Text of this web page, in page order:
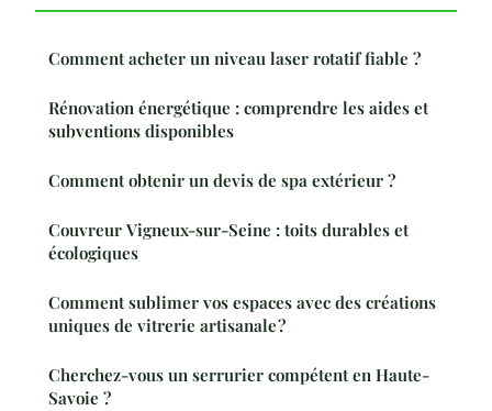
Comment acheter un niveau laser rotatif fiable ?
Rénovation énergétique : comprendre les aides et
subventions disponibles
Comment obtenir un devis de spa extérieur ?
Couvreur Vigneux-sur-Seine : toits durables et
écologiques
Comment sublimer vos espaces avec des créations
uniques de vitrerie artisanale ?
Cherchez-vous un serrurier compétent en Haute-
Savoie ?